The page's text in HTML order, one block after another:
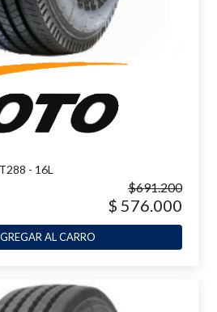
- 16L
$691.200
$ 576.000
AL CARRO